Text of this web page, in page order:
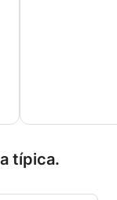
típica.